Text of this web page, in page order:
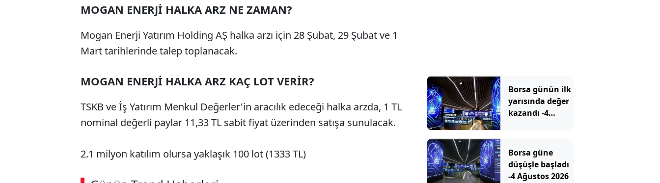
MOGAN ENERJİ HALKA ARZ NE ZAMAN?
Mogan Enerji Yatırım Holding AŞ halka arzı için 28 Şubat, 29 Şubat ve 1
Mart tarihlerinde talep toplanacak.
MOGAN ENERJİ HALKA ARZ KAÇ LOT VERİR?
TSKB ve İş Yatırım Menkul Değerler'in aracılık edeceği halka arzda, 1 TL
nominal değerli paylar 11,33 TL sabit fiyat üzerinden satışa sunulacak.
2.1 milyon katılım olursa yaklaşık 100 lot (1333 TL)
Borsa günün ilk
yarısında değer
kazandı -4
Borsa güne
düşüşle başladı
-4 Ağustos 2026